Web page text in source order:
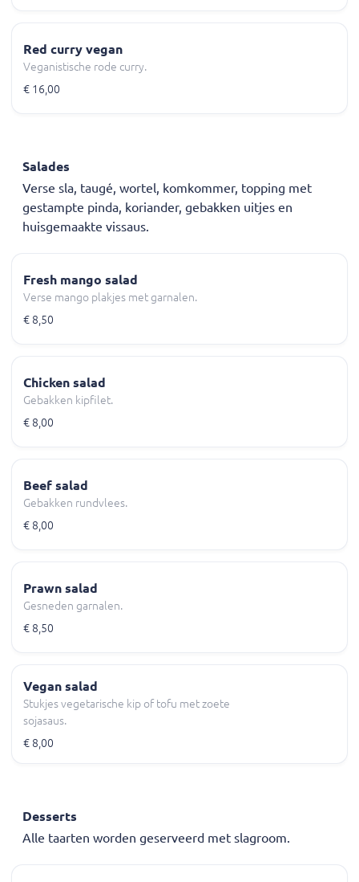
Red curry vegan
Veganistische rode curry.
€ 16,00
Salades
Verse sla, taugé, wortel, komkommer, topping met
gestampte pinda, koriander, gebakken uitjes en
huisgemaakte vissaus.
Fresh mango salad
Verse mango plakjes met garnalen.
€ 8,50
Chicken salad
Gebakken kipfilet.
€ 8,00
Beef salad
Gebakken rundvlees.
€ 8,00
Prawn salad
Gesneden garnalen.
€ 8,50
Vegan salad
Stukjes vegetarische kip of tofu met zoete
sojasaus.
€ 8,00
Desserts
Alle taarten worden geserveerd met slagroom.